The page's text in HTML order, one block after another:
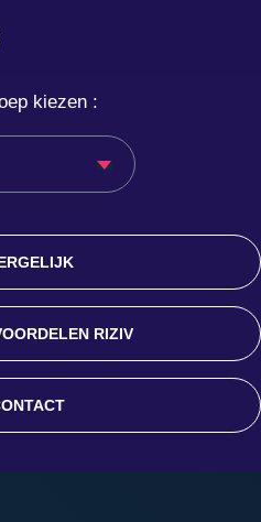
kiezen :
RIZIV